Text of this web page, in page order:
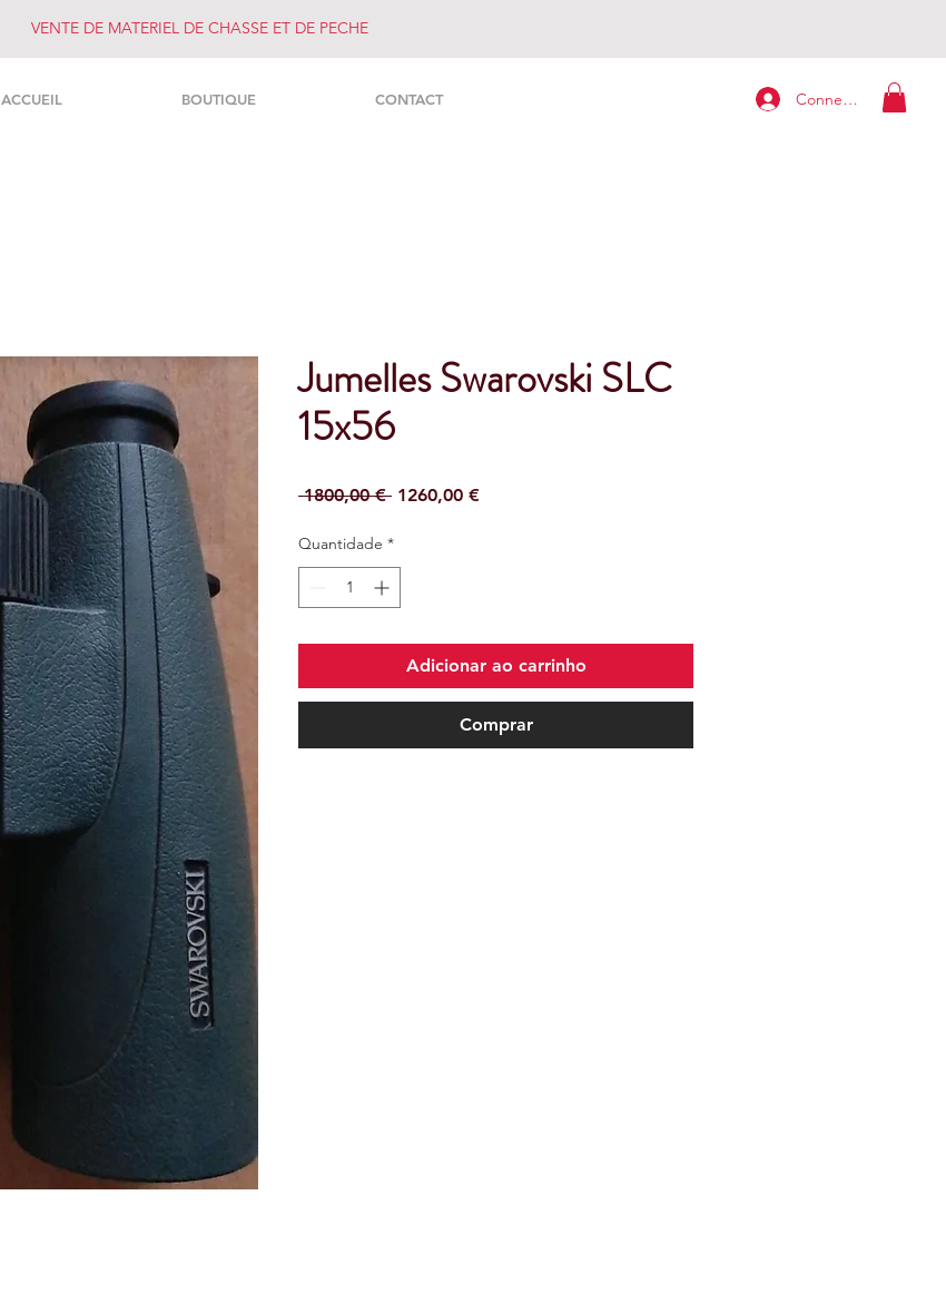
Connexion
VENTE DE MATERIEL DE CHASSE ET DE PECHE
ACCUEIL BOUTIQUE CONTACT
Jumelles Swarovski SLC
15x56
1800,00 € Preço
1260,00 €Preço
Quantidade *
Adicionar ao carrinho
Comprar